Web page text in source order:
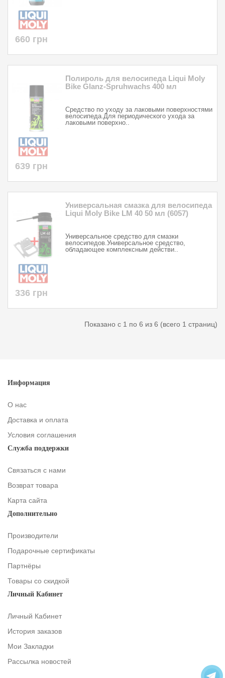
660 грн
Полироль для велосипеда Liqui Moly
Bike Glanz-Spruhwachs 400 мл
Средство по уходу за лаковыми поверхностями
велосипеда.Для периодического ухода за
лаковыми поверхно..
639 грн
Универсальная смазка для велосипеда
Liqui Moly Bike LM 40 50 мл (6057)
Универсальное средство для смазки
велосипедов.Универсальное средство,
обладающее комплексным действи..
336 грн
Показано с 1 по 6 из 6 (всего 1 страниц)
Информация
О нас
Доставка и оплата
Условия соглашения
Служба поддержки
Связаться с нами
Возврат товара
Карта сайта
Дополнительно
Производители
Подарочные сертификаты
Партнёры
Товары со скидкой
Личный Кабинет
Личный Кабинет
История заказов
Мои Закладки
Рассылка новостей